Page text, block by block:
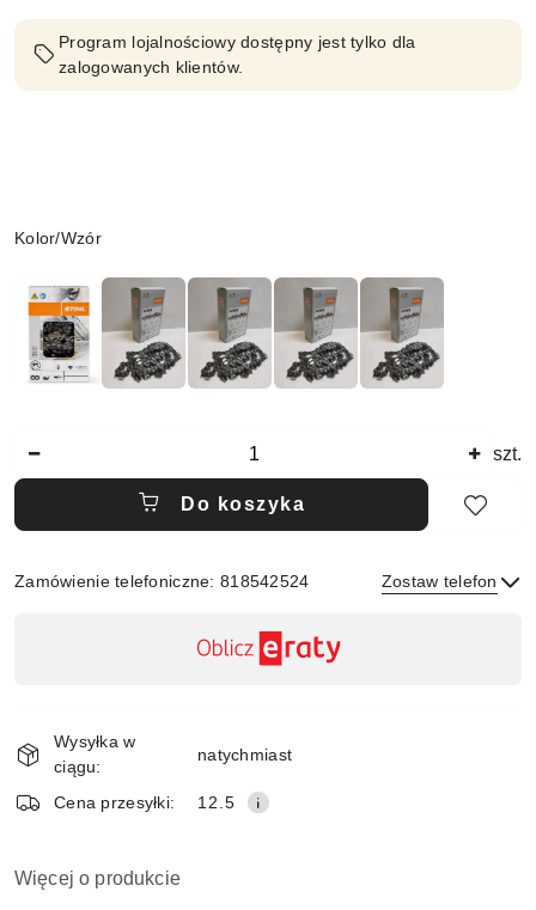
Program lojalnościowy dostępny jest tylko dla
zalogowanych klientów.
Wariant
Kolor/Wzór
szt.
Do koszyka
Zamówienie telefoniczne: 818542524 Zostaw telefon
dostawa
Wysyłka w
ciągu:
natychmiast
Cena przesyłki: 12.5
Więcej o produkcie